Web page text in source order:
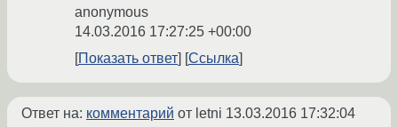
anonymous
14.03.2016 17:27:25 +00:00
Показать ответ
Ссылка
Ответ на: комментарий от letni 13.03.2016 17:32:04